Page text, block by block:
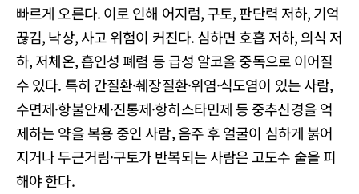
빠르게 오른다. 이로 인해 어지럼, 구토, 판단력 저하, 기억
끊김, 낙상, 사고 위험이 커진다. 심하면 호흡 저하, 의식 저
하, 저체온, 흡인성 폐렴 등 급성 알코올 중독으로 이어질
수 있다. 특히 간질환·췌장질환·위염·식도염이 있는 사람,
수면제·항불안제·진통제·항히스타민제 등 중추신경을 억
제하는 약을 복용 중인 사람, 음주 후 얼굴이 심하게 붉어
지거나 두근거림·구토가 반복되는 사람은 고도수 술을 피
해야 한다.